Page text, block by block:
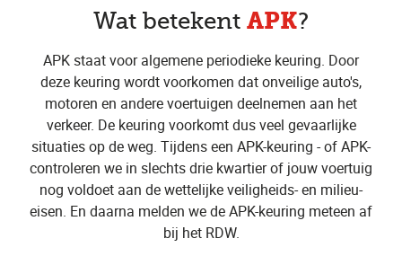
Wat betekent APK?
APK staat voor algemene periodieke keuring. Door
deze keuring wordt voorkomen dat onveilige auto's,
motoren en andere voertuigen deelnemen aan het
verkeer. De keuring voorkomt dus veel gevaarlijke
situaties op de weg. Tijdens een APK-keuring - of APK-
controleren we in slechts drie kwartier of jouw voertuig
nog voldoet aan de wettelijke veiligheids- en milieu-
eisen. En daarna melden we de APK-keuring meteen af
bij het RDW.